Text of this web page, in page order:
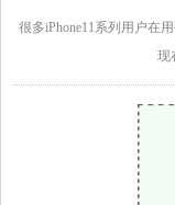
很多iPhone11系列用户在
现